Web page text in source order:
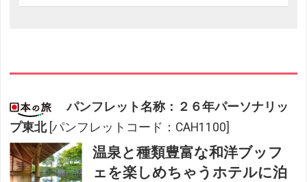
パンフレット名称：２６年パーソナリッ
プ東北 [パンフレットコード：CAH1100]
温泉と種類豊富な和洋ブッフ
ェを楽しめちゃうホテルに泊